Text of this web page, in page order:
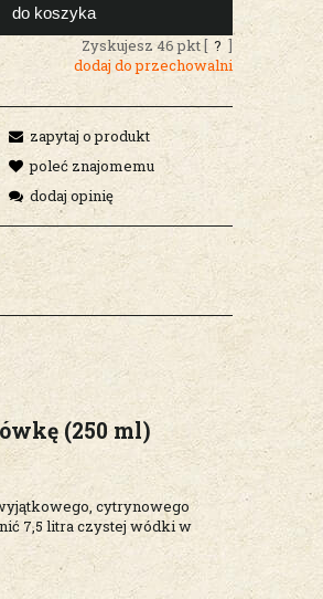
do koszyka
Zyskujesz46pkt [ ? ]
dodaj do przechowalni
zapytaj o produkt
poleć znajomemu
dodaj opinię
(250 ml)
cytrynowego
7,5 litra czystej wódki w